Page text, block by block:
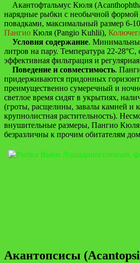
Акантофтальмус Кюля
нарядные рыбки с необычной формой
повадками, максимальный размер 6-
Пангио Кюля (Pangio Kuhlii),
Условия содержание.
литров на пару. Температура 22-
эффективная фильтрация и
Поведение и совместимость.
придерживаются придонных
преимущественно сумеречный и
светлое время сидят в укрытиях,
(гроты, расщелины, завалы камней и
крупнолистная растительность).
внушительные размеры, Пангио
безразличны к прочим обитателям
Акантопсисы